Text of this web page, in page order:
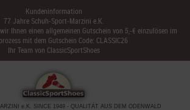
Kundeninformation
77 Jahre Schuh-Sport-Marzini e.K.
Ihnen einen allgemeinen Gutschein von 5,-€ einzulösen im
mit dem Gutschein Code: CLASSIC26
Ihr Team von ClassicSportShoes
e.K. SINCE 1949 - QUALITÄT AUS DEM ODENWALD